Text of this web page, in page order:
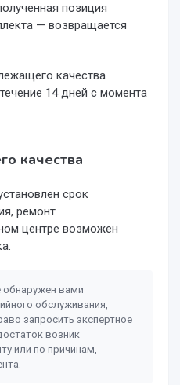
позиция
— возвращается
качества
14 дней с момента
качества
срок
ремонт
центре возможен
обнаружен вами
обслуживания,
запросить экспертное
возник
или по причинам,